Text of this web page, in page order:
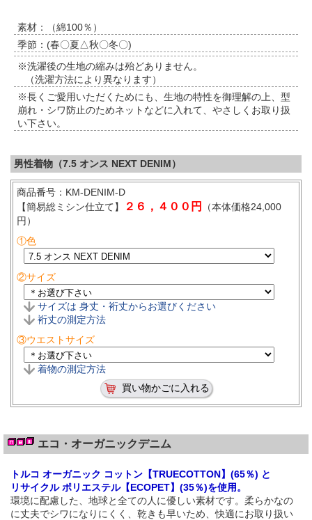
素材：（綿100％）
季節：(春〇夏△秋〇冬〇)
※洗濯後の生地の縮みは殆どありません。
（洗濯方法により異なります）
※長くご愛用いただくためにも、生地の特性を御理解の上、型
崩れ・シワ防止のためネットなどに入れて、やさしくお取り扱
い下さい。
男性着物（7.5 オンス NEXT DENIM）
商品番号：KM-DENIM-D
【簡易総ミシン仕立て】
２６，４００円
（本体価格24,000
円）
①色
②サイズ
サイズは 身丈・裄丈からお選びください
裄丈の測定方法
③ウエストサイズ
着物の測定方法
エコ・オーガニックデニム
トルコ オーガニック コットン【TRUECOTTON】(65％) と
リサイクル ポリエステル【ECOPET】(35％)を使用。
環境に配慮した、地球と全ての人に優しい素材です。柔らかなの
に丈夫でシワになりにくく、乾きも早いため、快適にお取り扱い